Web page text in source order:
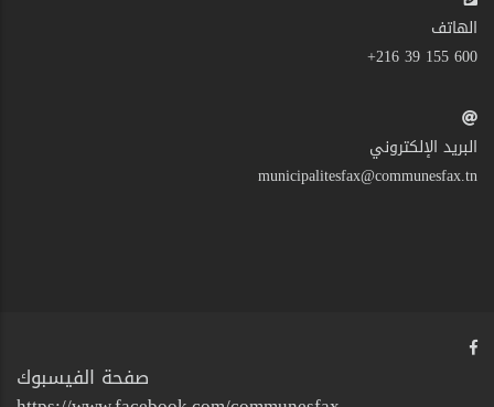
الهاتف
600 155 39 216+
البريد الإلكتروني
municipalitesfax@communesfax.tn
صفحة الفيسبوك